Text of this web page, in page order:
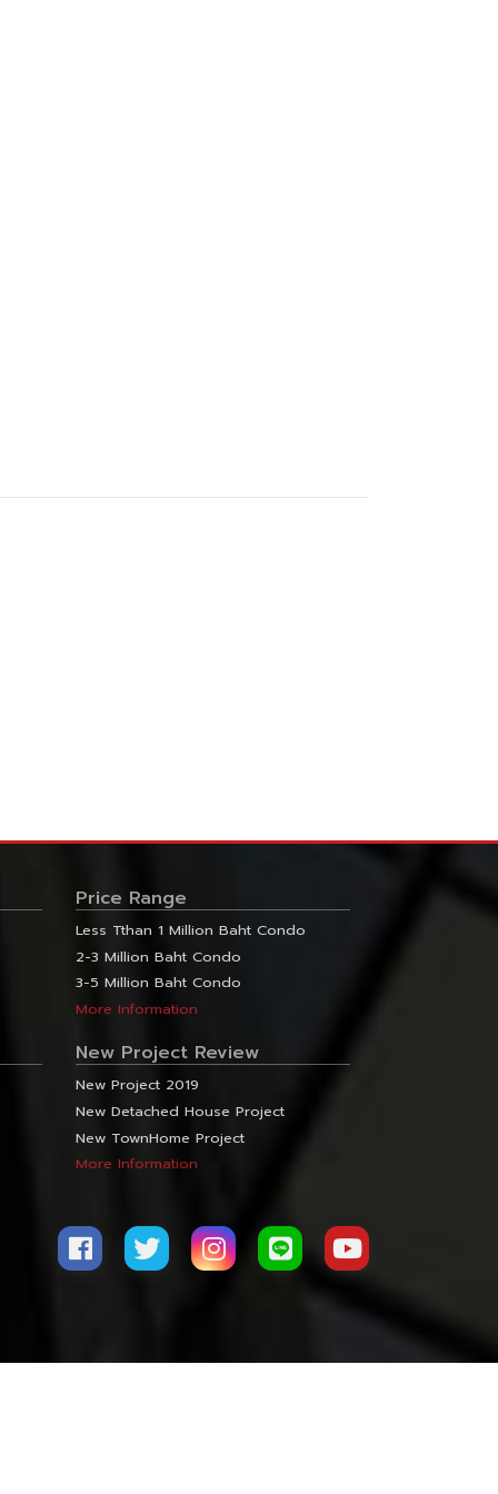
Price Range
Less Tthan 1 Million Baht Condo
2-3 Million Baht Condo
3-5 Million Baht Condo
More Information
New Project Review
New Project 2019
New Detached House Project
New TownHome Project
More Information